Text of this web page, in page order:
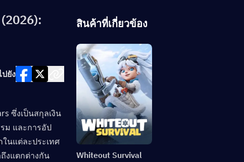
ยัง
ซึ่งเป็นสกุลเงิน
ม และการอัป
นแต่ละประเทศ
งแตกต่างกัน
สินค้าที่เกี่ยวข้อง
Whiteout Survival